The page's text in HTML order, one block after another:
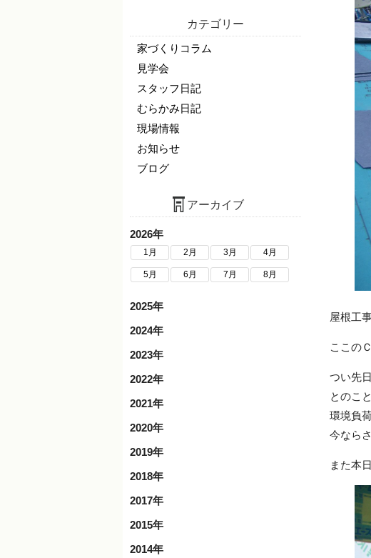
屋根工
ここの
つい先
とのこ
環境負
今なら
また本
カテゴリー
家づくりコラム
見学会
スタッフ日記
むらかみ日記
現場情報
お知らせ
ブログ
アーカイブ
2026年
1月 2月 3月 4月
5月 6月 7月 8月
2025年
2024年
2023年
2022年
2021年
2020年
2019年
2018年
2017年
2015年
2014年